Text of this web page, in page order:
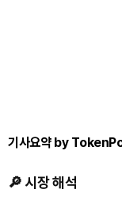
기사요약 by
🔎 시장 해석